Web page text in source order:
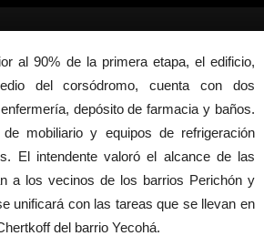
al 90% de la primera etapa, el edificio,
del corsódromo, cuenta con dos
depósito de farmacia y baños.
mobiliario y equipos de refrigeración
El intendente valoró el alcance de las
a los vecinos de los barrios Perichón y
unificará con las tareas que se llevan en
del barrio Yecohá.